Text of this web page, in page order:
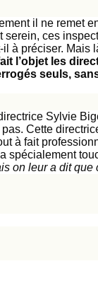
il ne remet
ces
préciser. Mais
l’objet les
seuls,
Sylvie
Cette
à fait
spécialement
on leur a dit que